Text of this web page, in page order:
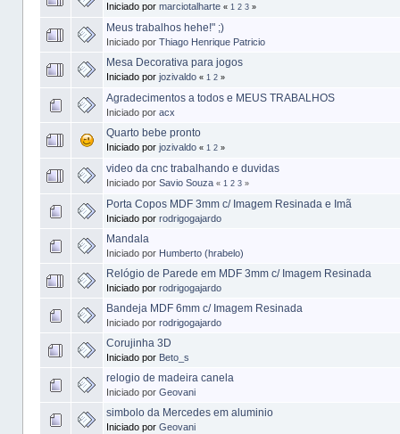
Iniciado por marciotalharte « 1 2 3»
Meus trabalhos hehe!" ;)
Iniciado por Thiago Henrique Patricio
Mesa Decorativa para jogos
Iniciado por jozivaldo « 1 2»
Agradecimentos a todos e MEUS TRABALHOS
Iniciado por acx
Quarto bebe pronto
Iniciado por jozivaldo « 1 2»
video da cnc trabalhando e duvidas
Iniciado por Savio Souza « 1 2 3»
Porta Copos MDF 3mm c/ Imagem Resinada e Imã
Iniciado por rodrigogajardo
Mandala
Iniciado por Humberto (hrabelo)
Relógio de Parede em MDF 3mm c/ Imagem Resinada
Iniciado por rodrigogajardo
Bandeja MDF 6mm c/ Imagem Resinada
Iniciado por rodrigogajardo
Corujinha 3D
Iniciado por Beto_s
relogio de madeira canela
Iniciado por Geovani
simbolo da Mercedes em aluminio
Iniciado por Geovani